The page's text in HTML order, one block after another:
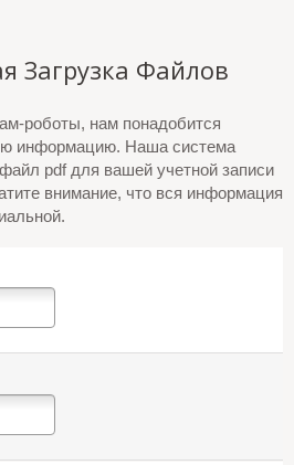
Загрузка Файлов
роботы, нам понадобится
информацию. Наша система
pdf для вашей учетной записи
внимание, что вся информация